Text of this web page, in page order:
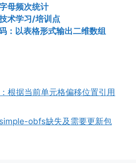
母频次统计
术学习/培训点
：以表格形式输出二维数组
根据当前单元格偏移位置引用
obfs缺失及需要更新包